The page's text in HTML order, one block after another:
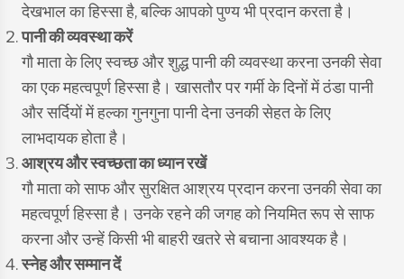
देखभाल का हिस्सा है, बल्कि आपको पुण्य भी प्रदान करता है।
पानी की व्यवस्था करें
गौ माता के लिए स्वच्छ और शुद्ध पानी की व्यवस्था करना उनकी सेवा
का एक महत्वपूर्ण हिस्सा है। खासतौर पर गर्मी के दिनों में ठंडा पानी
और सर्दियों में हल्का गुनगुना पानी देना उनकी सेहत के लिए
लाभदायक होता है।
आश्रय और स्वच्छता का ध्यान रखें
गौ माता को साफ और सुरक्षित आश्रय प्रदान करना उनकी सेवा का
महत्वपूर्ण हिस्सा है। उनके रहने की जगह को नियमित रूप से साफ
करना और उन्हें किसी भी बाहरी खतरे से बचाना आवश्यक है।
स्नेह और सम्मान दें